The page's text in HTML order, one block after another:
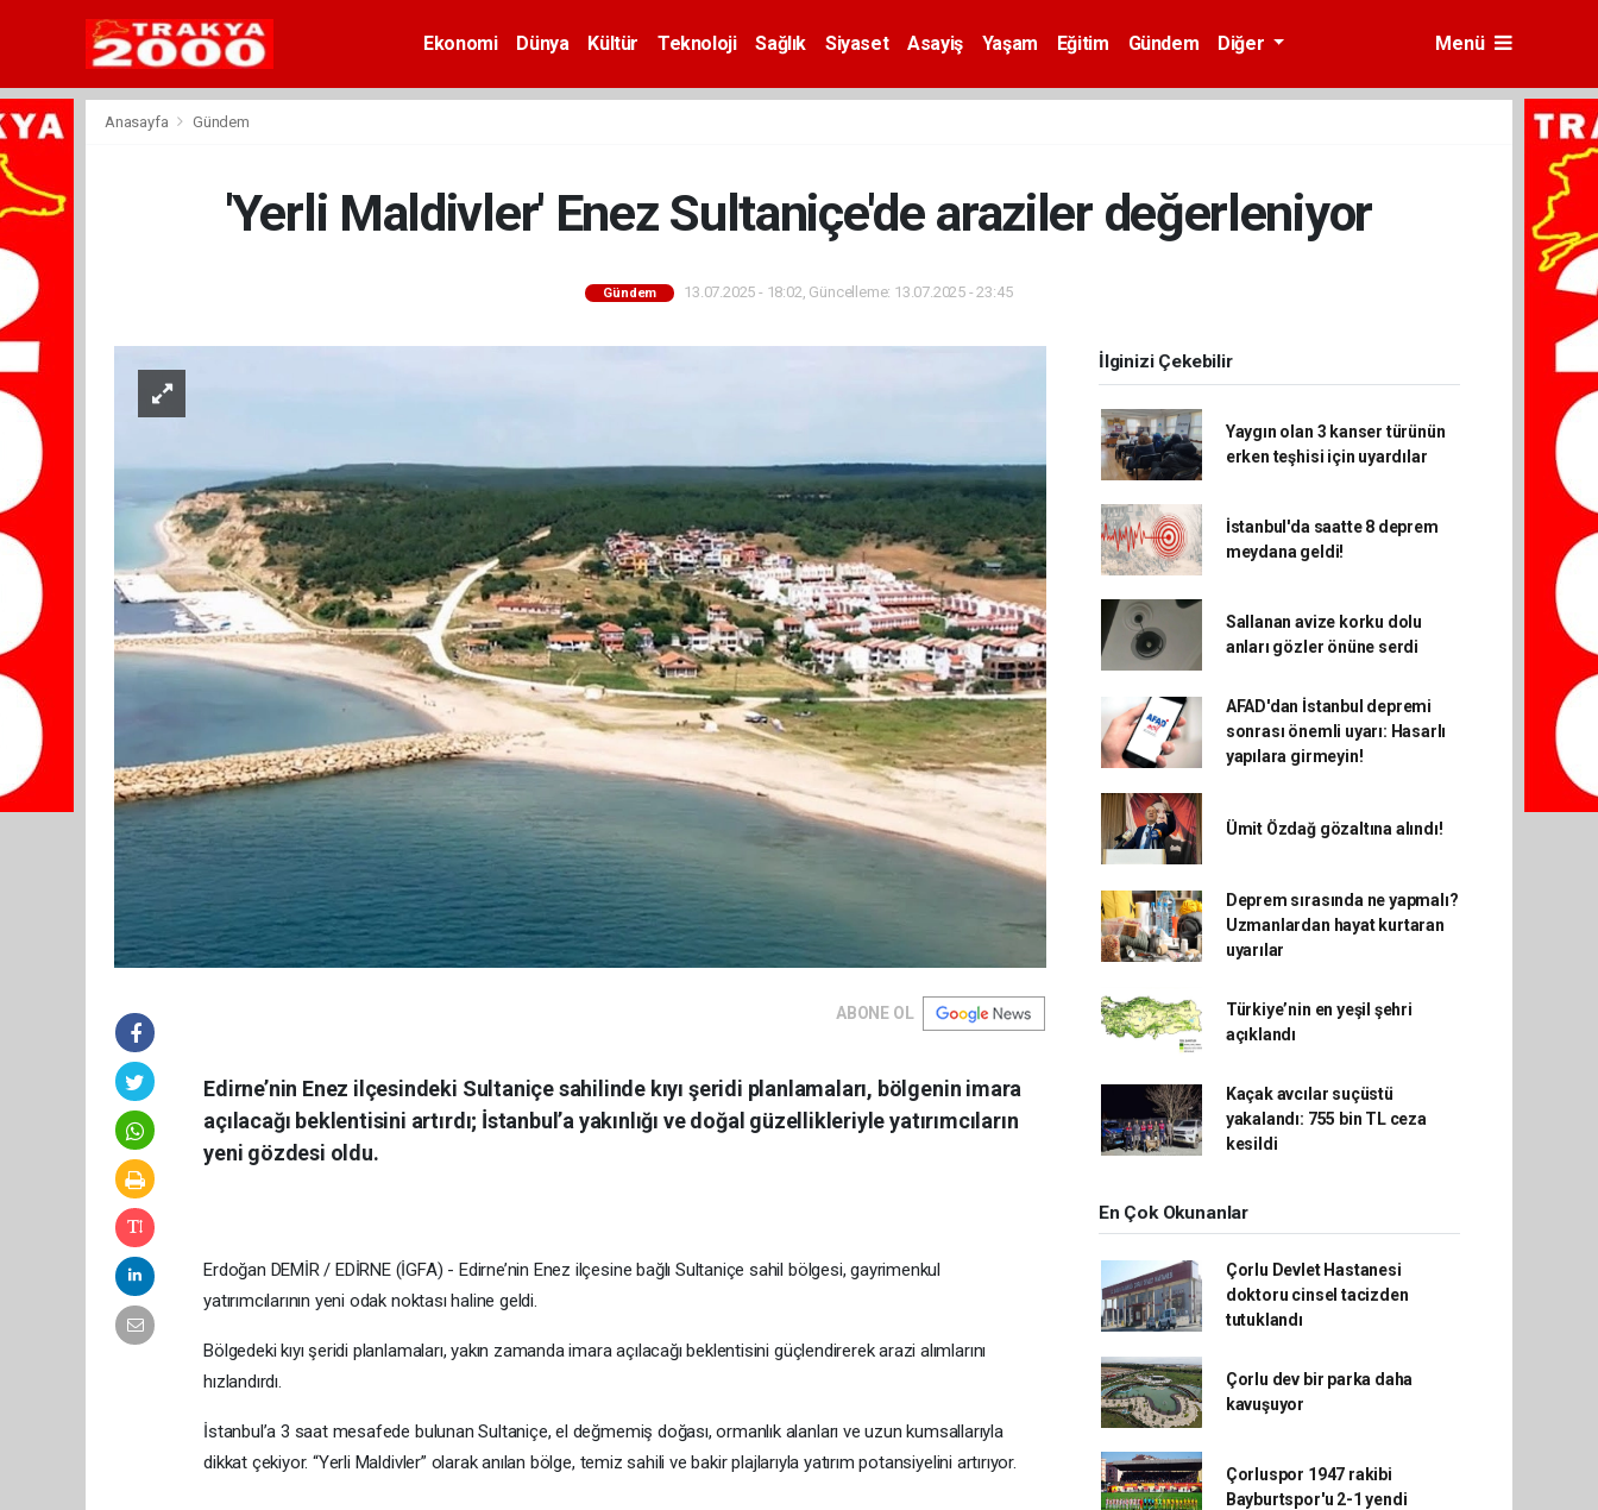
Ekonomi Dünya Kültür Teknoloji Sağlık Siyaset Asayiş Yaşam Eğitim Gündem Diğer Menü
Anasayfa Gündem
'Yerli Maldivler' Enez Sultaniçe'de araziler değerleniyor
Gündem 13.07.2025 - 18:02, Güncelleme: 13.07.2025 - 23:45
ABONE OL
Edirne’nin Enez ilçesindeki Sultaniçe sahilinde kıyı şeridi planlamaları, bölgenin imara
açılacağı beklentisini artırdı; İstanbul’a yakınlığı ve doğal güzellikleriyle yatırımcıların
yeni gözdesi oldu.
Erdoğan DEMİR / EDİRNE (İGFA) - Edirne’nin Enez ilçesine bağlı Sultaniçe sahil bölgesi, gayrimenkul
yatırımcılarının yeni odak noktası haline geldi.
Bölgedeki kıyı şeridi planlamaları, yakın zamanda imara açılacağı beklentisini güçlendirerek arazi alımlarını
hızlandırdı.
İstanbul’a 3 saat mesafede bulunan Sultaniçe, el değmemiş doğası, ormanlık alanları ve uzun kumsallarıyla
dikkat çekiyor. “Yerli Maldivler” olarak anılan bölge, temiz sahili ve bakir plajlarıyla yatırım potansiyelini artırıyor.
İlginizi Çekebilir
Yaygın olan 3 kanser türünün
erken teşhisi için uyardılar
İstanbul'da saatte 8 deprem
meydana geldi!
Sallanan avize korku dolu
anları gözler önüne serdi
AFAD'dan İstanbul depremi
sonrası önemli uyarı: Hasarlı
yapılara girmeyin!
Ümit Özdağ gözaltına alındı!
Deprem sırasında ne yapmalı?
Uzmanlardan hayat kurtaran
uyarılar
Türkiye’nin en yeşil şehri
açıklandı
Kaçak avcılar suçüstü
yakalandı: 755 bin TL ceza
kesildi
En Çok Okunanlar
Çorlu Devlet Hastanesi
doktoru cinsel tacizden
tutuklandı
Çorlu dev bir parka daha
kavuşuyor
Çorluspor 1947 rakibi
Bayburtspor'u 2-1 yendi